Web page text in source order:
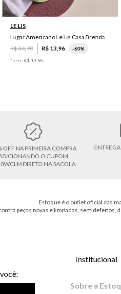
UN
LE LIS
Lugar Americano Le Lis Casa Brenda
R$34,90 R$ 13,96 -60%
1x de R$ 13 96
OFF NA PRIMEIRA COMPRA
O CUPOM
DIRETO NA SACOLA
Estoque é o outlet oficial das
peças novas e limitadas, sem
Institucional
Sobre a